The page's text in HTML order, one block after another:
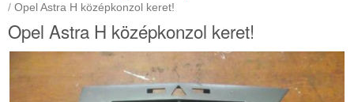
Opel Astra H középkonzol keret!
Opel Astra H középkonzol keret!